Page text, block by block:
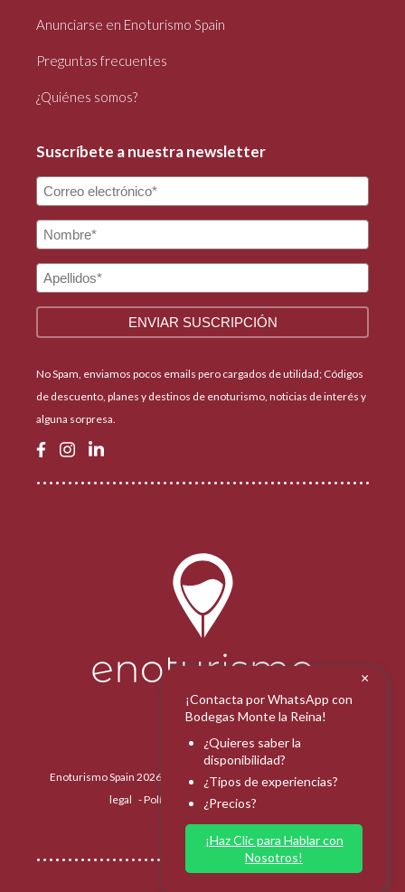
×
¡Contacta por WhatsApp con
Bodegas Monte la Reina!
¿Quieres saber la
disponibilidad?
¿Tipos de experiencias?
¿Precios?
¡Haz Clic para Hablar con
Nosotros!
Anunciarse en Enoturismo Spain
Preguntas frecuentes
¿Quiénes somos?
Suscríbete a nuestra newsletter
No Spam, enviamos pocos emails pero cargados de utilidad; Códigos
de descuento, planes y destinos de enoturismo, noticias de interés y
alguna sorpresa.
Enoturismo Spain 2026 - Todos los derechos reservados -Aviso
legal -Política de protección de datos